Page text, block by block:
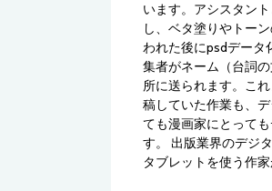
います。アシスタン
し、ベタ塗りやトー
われた後にpsdデータ
集者がネーム（台詞
所に送られます。こ
稿していた作業も、
ても漫画家にとって
す。 出版業界のデジ
タブレットを使う作